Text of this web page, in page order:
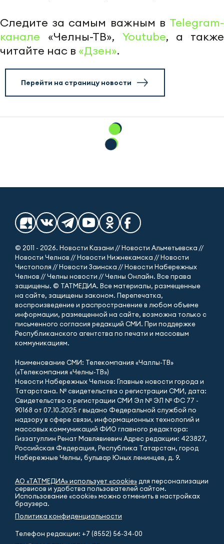
Следите за самым важным в Telegram-
канале «Челны-ТВ», Youtube, а также
читайте нас в «Дзен».
Перейти на страницу новости
© 2011 - 2026. Новости Казани // Новости Альметьевска //
Новости Челнов // Новости Нижнекамска // Новости
Чистополя // Новости Заинска // Новости Набережных
Челнов // Челны новости // Челны Онлайн. Все права
защищены. © ТАТМЕДИА. Все материалы, размещенные
на сайте, защищены законом. Перепечатка,
воспроизведение и распространение в любом объеме
информации, размещенной на сайте, возможна только с
письменного согласия редакций СМИ. При поддержке
Республиканского агентства по печати и массовым
коммуникациям.
Наименование СМИ: Телекомпания «Чаллы-ТВ»
(«Телекомпания «Челны-ТВ»)
Новости Набережных Челнов: Главные новости города и
Татарстана. № свидетельства о регистрации СМИ, дата:
Свидетельство о регистрации СМИ Эл № ЭЛ № ФС 77 -
90168 от 07.10.2025 г выдано Федеральной службой по
надзору в сфере связи, информационных технологий и
массовых коммуникаций ФИО главного редактора:
Гиззатуллин Ренат Мавлявиевич Адрес редакции: 423827,
Российская Федерация, Республика Татарстан, город
Набережные Челны, бульвар Юных ленинцев, д. 9.
АО «ТАТМЕДИА» использует «cookie» для персонализации
сервисов и удобства пользователей сайтом.
Использование «cookie» можно отменить в настройках
браузера.
Политика конфиденциальности
Телефон редакции: +7 (8552) 56-34-00